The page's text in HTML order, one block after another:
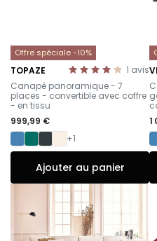
Offre spéciale -10%
1 avis
TOPAZE
-
Canapé panoramique - 7
places - convertible avec coffre
- en tissu
999,99 €
+1
Ajouter au panier
-
1